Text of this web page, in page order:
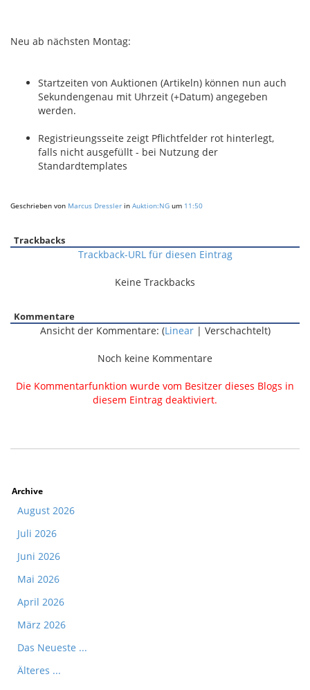
Neu ab nächsten Montag:
Startzeiten von Auktionen (Artikeln) können nun auch
Sekundengenau mit Uhrzeit (+Datum) angegeben
werden.
Registrieungsseite zeigt Pflichtfelder rot hinterlegt,
falls nicht ausgefüllt - bei Nutzung der
Standardtemplates
Geschrieben von Marcus Dressler in Auktion:NG um 11:50
Trackbacks
Trackback-URL für diesen Eintrag
Keine Trackbacks
Kommentare
Ansicht der Kommentare: (Linear| Verschachtelt)
Noch keine Kommentare
Die Kommentarfunktion wurde vom Besitzer dieses Blogs in
diesem Eintrag deaktiviert.
Archive
August 2026
Juli 2026
Juni 2026
Mai 2026
April 2026
März 2026
Das Neueste ...
Älteres ...